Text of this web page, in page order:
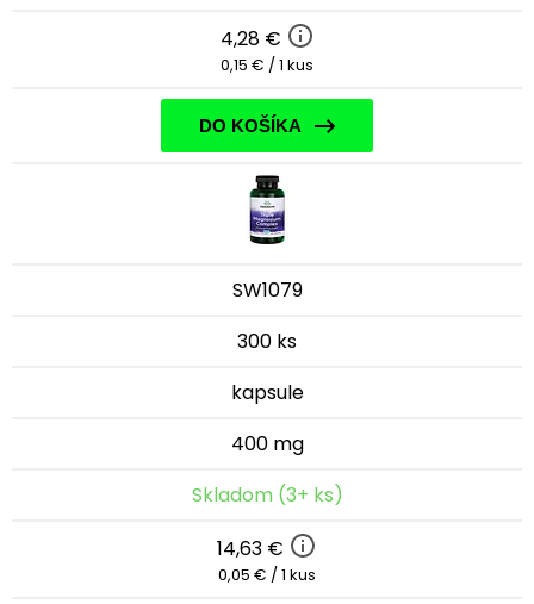
4,28 €
0,15 € / 1 kus
DO KOŠÍKA
SW1079
300 ks
kapsule
400 mg
Skladom (3+ ks)
14,63 €
0,05 € / 1 kus